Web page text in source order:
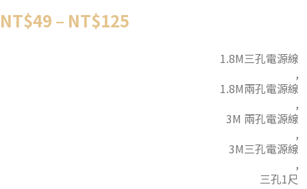
NT$49 – NT$125
1.8M三孔電源線
,
1.8M兩孔電源線
,
3M 兩孔電源線
,
3M三孔電源線
,
三孔1尺